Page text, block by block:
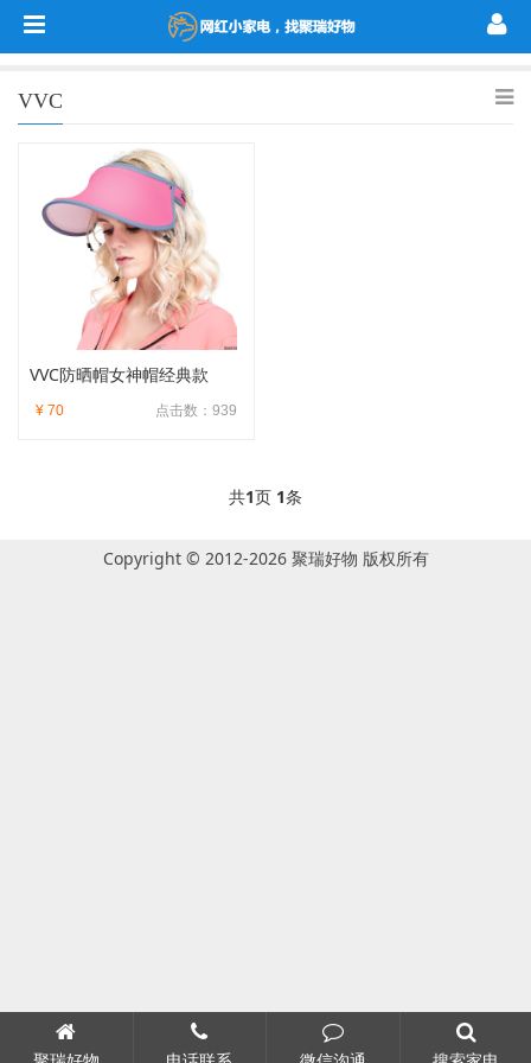
VVC
VVC防晒帽女神帽经典款
点击数：939
¥ 70
共1页 1条
Copyright © 2012-2026 聚瑞好物 版权所有